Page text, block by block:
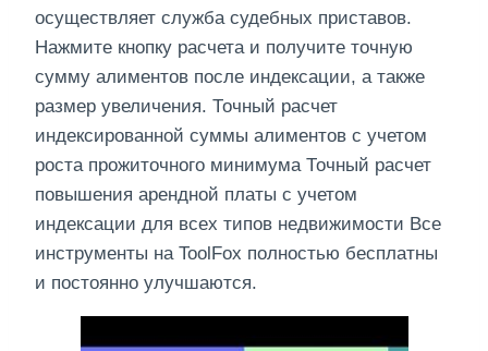
осуществляет служба судебных приставов.
Нажмите кнопку расчета и получите точную
сумму алиментов после индексации, а также
размер увеличения. Точный расчет
индексированной суммы алиментов с учетом
роста прожиточного минимума Точный расчет
повышения арендной платы с учетом
индексации для всех типов недвижимости Все
инструменты на ToolFox полностью бесплатны
и постоянно улучшаются.